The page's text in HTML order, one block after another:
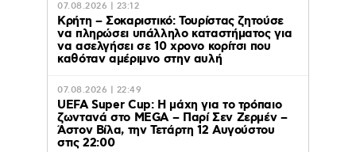
07.08.2026 | 23:12
Κρήτη – Σοκαριστικό: Τουρίστας ζητούσε
να πληρώσει υπάλληλο καταστήματος για
να ασελγήσει σε 10 χρονο κορίτσι που
καθόταν αμέριμνο στην αυλή
07.08.2026 | 22:49
UEFA Super Cup: Η μάχη για το τρόπαιο
ζωντανά στο MEGA – Παρί Σεν Ζερμέν –
Άστον Βίλα, την Τετάρτη 12 Αυγούστου
στις 22:00